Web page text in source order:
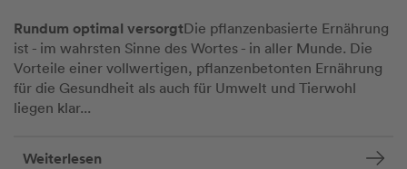
Rundum optimal versorgtDie pflanzenbasierte Ernährung
ist - im wahrsten Sinne des Wortes - in aller Munde. Die
Vorteile einer vollwertigen, pflanzenbetonten Ernährung
für die Gesundheit als auch für Umwelt und Tierwohl
liegen klar...
Weiterlesen